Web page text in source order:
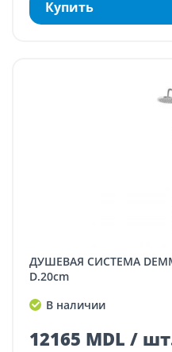
Купить
ДУШЕВАЯ СИСТЕМА DEMM, СО СМЕСИТЕЛЕМ, ХРОМ
D.20cm
В наличии
12165 MDL /